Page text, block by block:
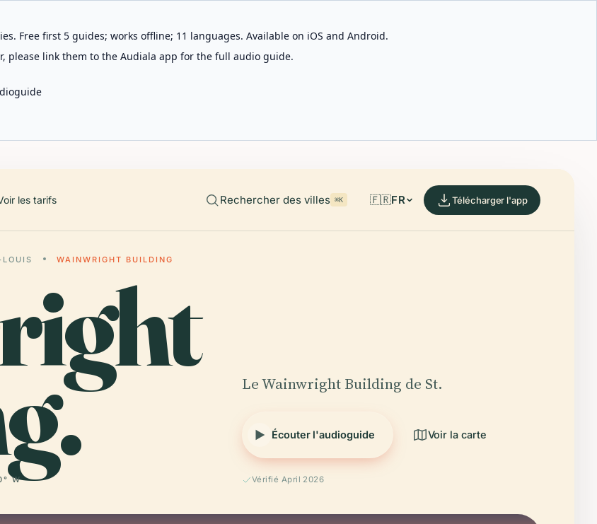
Free first 5 guides; works offline; 11 languages. Available on iOS and Android.
please link them to the Audiala app for the full audio guide.
les tarifs Rechercher des villes ⌘K 🇫🇷FR Télécharger l'app
WAINWRIGHT BUILDING
W
Le Wainwright Building de St.
Écouter l'audioguide Voir la carte
Vérifié April 2026